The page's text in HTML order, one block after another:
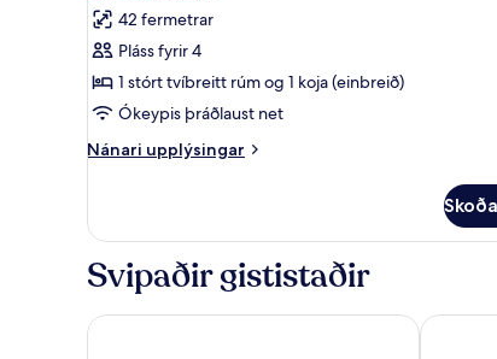
Fjölskylduherbergi
42 fermetrar
Pláss fyrir 4
1 stórt tvíbreitt rúm og 1 koja (einbreið)
Ókeypis þráðlaust net
Nánari upplýsingar
Nánari
Svipaðir gististaðir
Hotel Waterloo Singapore - HandwrittenYOTEL